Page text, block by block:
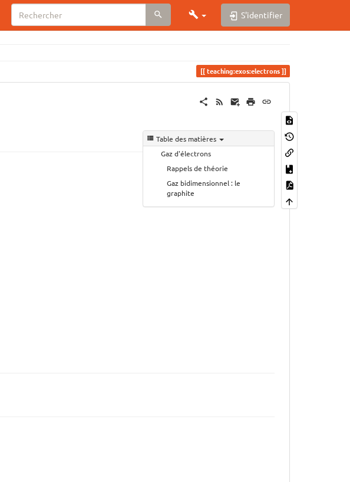
S'identifier
teaching:exos:electrons
Table des matières
Gaz d'électrons
Rappels de théorie
Gaz bidimensionnel : le
graphite